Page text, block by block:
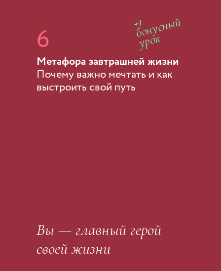
+1
бонусный
урок
Метафора завтрашней жизни
6
Почему важно мечтать и как
выстроить свой путь
Вы — главный герой
своей жизни